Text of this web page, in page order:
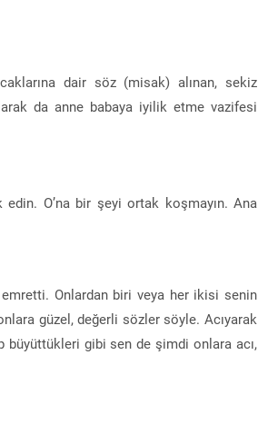
dair söz (misak) alınan, sekiz
da anne babaya iyilik etme vazifesi
O’na bir şeyi ortak koşmayın. Ana
Onlardan biri veya her ikisi senin
güzel, değerli sözler söyle. Acıyarak
büyüttükleri gibi sen de şimdi onlara acı,